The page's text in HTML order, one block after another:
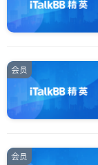
会员
会员